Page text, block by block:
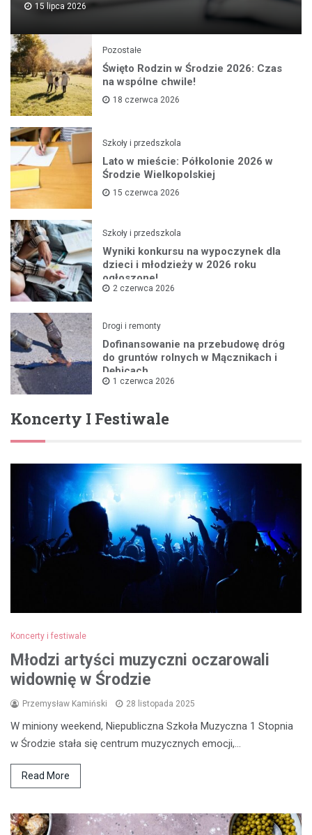
15 lipca 2026
Pozostałe
Święto Rodzin w Środzie 2026: Czas
na wspólne chwile!
18 czerwca 2026
Szkoły i przedszkola
Lato w mieście: Półkolonie 2026 w
Środzie Wielkopolskiej
15 czerwca 2026
Szkoły i przedszkola
Wyniki konkursu na wypoczynek dla
dzieci i młodzieży w 2026 roku
ogłoszone!
2 czerwca 2026
Drogi i remonty
Dofinansowanie na przebudowę dróg
do gruntów rolnych w Mącznikach i
Dębicach
1 czerwca 2026
Koncerty I Festiwale
Koncerty i festiwale
Młodzi artyści muzyczni oczarowali
widownię w Środzie
Przemysław Kamiński 28 listopada 2025
W miniony weekend, Niepubliczna Szkoła Muzyczna 1 Stopnia
w Środzie stała się centrum muzycznych emocji,…
Read More